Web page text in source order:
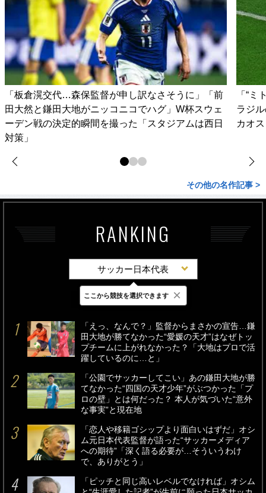
「板倉滉交代…森保監督が申し訳なさそうに」「前
田大然と鎌田大地がニッコニコでハグ」W杯スウェ
ーデン戦の決定的瞬間を撮った「スタジアムは西日
対策」
「“
ラジ
カオ
その他の名作記事 >
RANKING
サッカー日本代表
最新 24時間 週間
「えっ、なんで？」監督からまさかの宣告…鎌
田大地が勝てなかった“愛媛の天才”はなぜトッ
プチームに上がれなかった？「大地はプロで活
躍しているのに…と」
「公園でサッカーしてこい」あの鎌田大地が勝
てなかった“四国の天才少年”がぶつかった「プ
ロの壁」とは何だった？ 本人が気づいた“意外
な事実”と現在地
「恋人や移籍ゴシップより面白いはずだ」オシ
ム元日本代表監督が語った“サッカーメディア
への期待”「深く語る必要が…そういうわけ
で、ありがとう」
「ピッチと同じ高いレベルでなければ」オシム
ここから競技を選択できます ×